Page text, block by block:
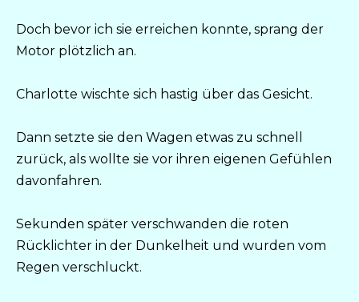
Doch bevor ich sie erreichen konnte, sprang der
Motor plötzlich an.
Charlotte wischte sich hastig über das Gesicht.
Dann setzte sie den Wagen etwas zu schnell
zurück, als wollte sie vor ihren eigenen Gefühlen
davonfahren.
Sekunden später verschwanden die roten
Rücklichter in der Dunkelheit und wurden vom
Regen verschluckt.